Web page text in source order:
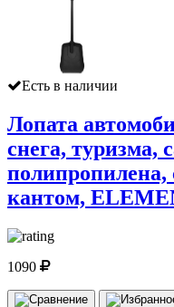
Есть в наличии
Лопата
снега, туризма,
полипропилена,
кантом,
1090